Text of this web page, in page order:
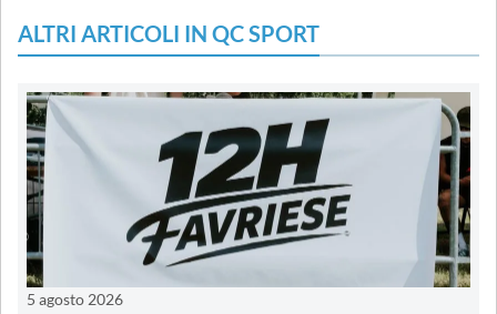
ALTRI ARTICOLI IN QC SPORT
5 agosto 2026